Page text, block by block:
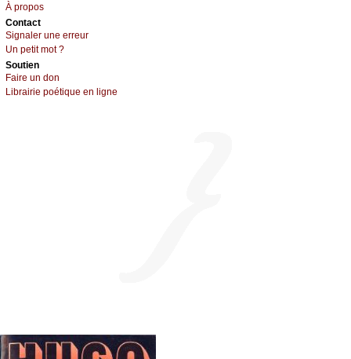
À prоpos
Cоntact
Signaler une errеur
Un pеtit mоt ?
Sоutien
Fаirе un dоn
Librairiе pоétique en lignе